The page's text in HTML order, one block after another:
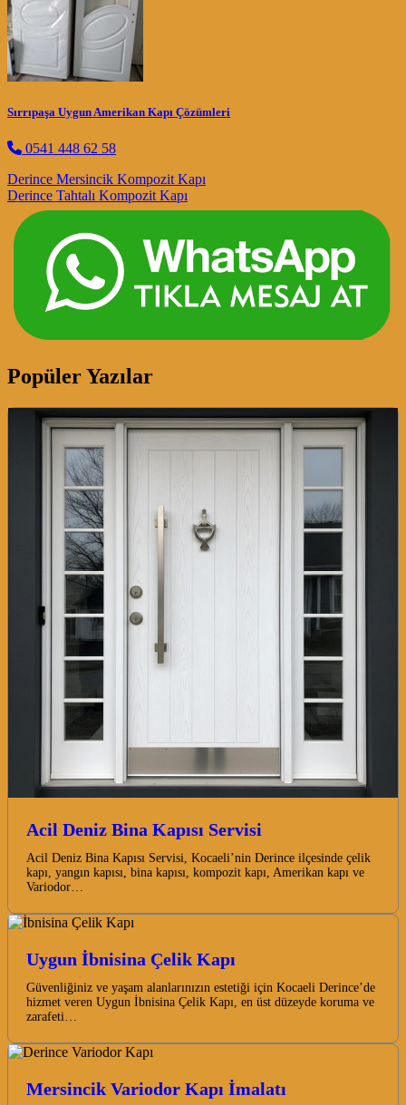
Sırrıpaşa Uygun Amerikan Kapı Çözümleri
0541 448 62 58
Post navigation
Derince Mersincik Kompozit Kapı
Derince Tahtalı Kompozit Kapı
Popüler Yazılar
Acil Deniz Bina Kapısı Servisi
Acil Deniz Bina Kapısı Servisi, Kocaeli’nin Derince ilçesinde çelik
kapı, yangın kapısı, bina kapısı, kompozit kapı, Amerikan kapı ve
Variodor…
Uygun İbnisina Çelik Kapı
Güvenliğiniz ve yaşam alanlarınızın estetiği için Kocaeli Derince’de
hizmet veren Uygun İbnisina Çelik Kapı, en üst düzeyde koruma ve
zarafeti…
Mersincik Variodor Kapı İmalatı